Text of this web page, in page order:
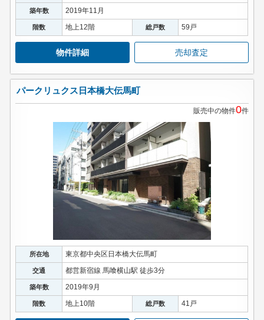
築年数 2019年11月
階数 地上12階 総戸数 59戸
物件詳細 売却査定
パークリュクス日本橋大伝馬町
販売中の物件0件
所在地 東京都中央区日本橋大伝馬町
交通 都営新宿線 馬喰横山駅 徒歩3分
築年数 2019年9月
階数 地上10階 総戸数 41戸